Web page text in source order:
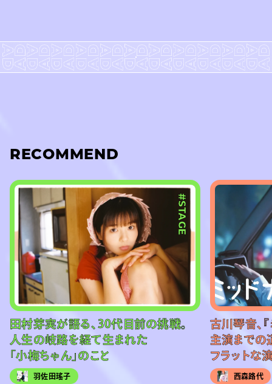
RECOMMEND
#STAGE
田村芽実が語る、30代目前の挑戦。
人生の岐路を経て生まれた
「小梅ちゃん」のこと
羽佐田瑤子
古川琴音、
主演までの
フラットな
西森路代